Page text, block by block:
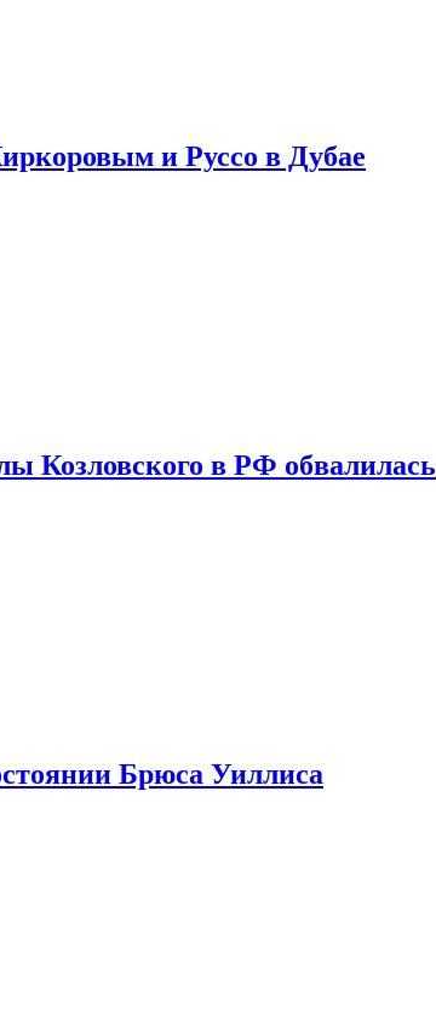
и Руссо в Дубае
Козловского в РФ обвалилась
Брюса Уиллиса